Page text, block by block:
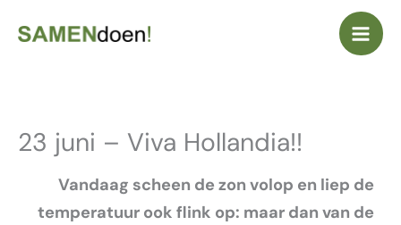
naar
23 juni – Viva Hollandia!!
Vandaag scheen de zon volop en liep de
temperatuur ook flink op: maar dan van de